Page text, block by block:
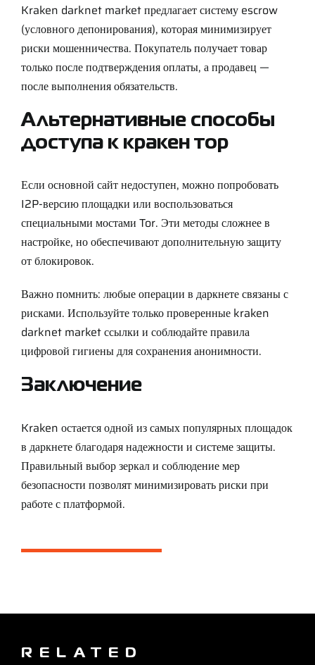
Kraken darknet market предлагает систему escrow
(условного депонирования), которая минимизирует
риски мошенничества. Покупатель получает товар
только после подтверждения оплаты, а продавец —
после выполнения обязательств.
Альтернативные способы
доступа к кракен тор
Если основной сайт недоступен, можно попробовать
I2P-версию площадки или воспользоваться
специальными мостами Tor. Эти методы сложнее в
настройке, но обеспечивают дополнительную защиту
от блокировок.
Важно помнить: любые операции в даркнете связаны с
рисками. Используйте только проверенные kraken
darknet market ссылки и соблюдайте правила
цифровой гигиены для сохранения анонимности.
Заключение
Kraken остается одной из самых популярных площадок
в даркнете благодаря надежности и системе защиты.
Правильный выбор зеркал и соблюдение мер
безопасности позволят минимизировать риски при
работе с платформой.
RELATED